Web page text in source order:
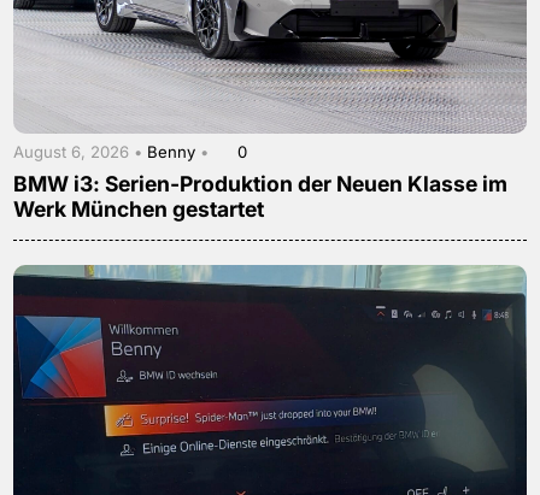
August 6, 2026 • Benny • 0
BMW i3: Serien-Produktion der Neuen Klasse im
Werk München gestartet